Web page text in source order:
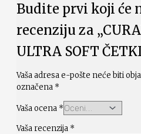
Budite prvi koji će
recenziju za
ULTRA SOFT
Vaša adresa e-pošte neće biti
označena *
Vaša ocena *
Vaša recenzija *